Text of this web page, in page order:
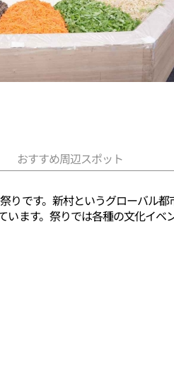
おすすめ周辺スポット
です。新村というグローバル
ます。祭りでは各種の文化イ